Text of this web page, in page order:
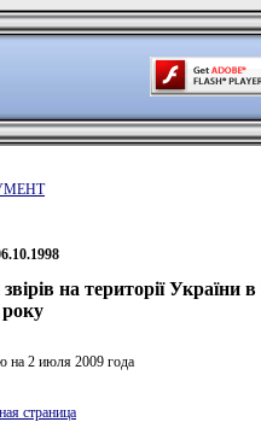
на території України
року
на 2 июля 2009 года
страница